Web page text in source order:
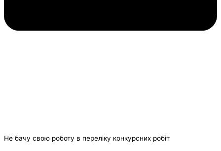
Не бачу свою роботу в переліку конкурсних робіт